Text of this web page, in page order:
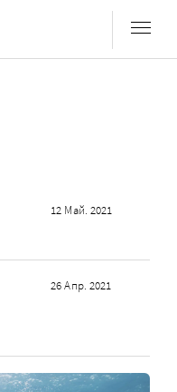
12 Май. 2021
26 Апр. 2021